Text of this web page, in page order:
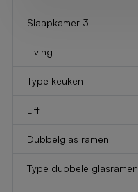
Slaapkamer 3
Living
Type keuken
Lift
Dubbelglas ramen
Type dubbele glasramen